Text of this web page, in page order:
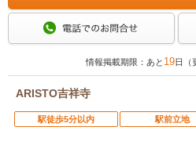
情報掲載期限：あと 19日（
ARISTO吉祥寺
駅徒歩5分以内 駅前立地